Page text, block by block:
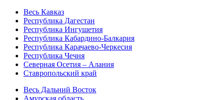
Весь Кавказ
Республика Дагестан
Республика Ингушетия
Республика Кабардино-Балкария
Республика Карачаево-Черкесия
Республика Чечня
Северная Осетия – Алания
Ставропольский край
Весь Дальний Восток
Амурская область